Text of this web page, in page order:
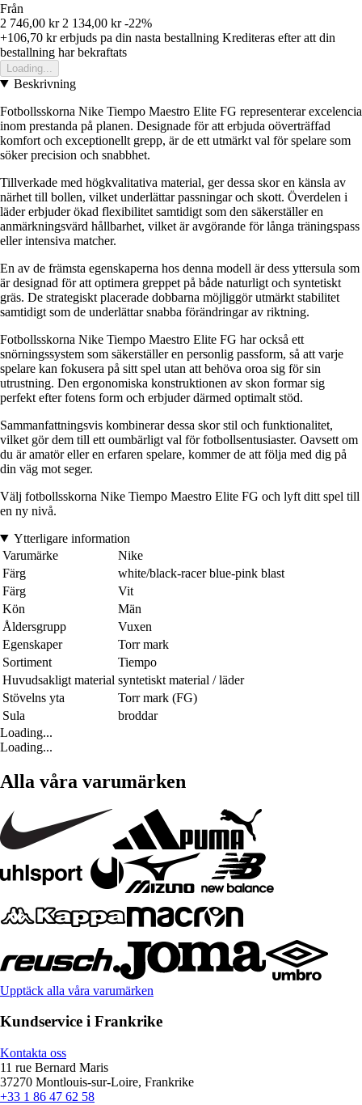
Från
2 746,00 kr 2 134,00 kr -22%
+106,70 krerbjuds pa din nasta bestallning Krediteras efter att din
bestallning har bekraftats
Loading...
Beskrivning
Fotbollsskorna Nike Tiempo Maestro Elite FG representerar excelencia
inom prestanda på planen. Designade för att erbjuda oöverträffad
komfort och exceptionellt grepp, är de ett utmärkt val för spelare som
söker precision och snabbhet.
Tillverkade med högkvalitativa material, ger dessa skor en känsla av
närhet till bollen, vilket underlättar passningar och skott. Överdelen i
läder erbjuder ökad flexibilitet samtidigt som den säkerställer en
anmärkningsvärd hållbarhet, vilket är avgörande för långa träningspass
eller intensiva matcher.
En av de främsta egenskaperna hos denna modell är dess yttersula som
är designad för att optimera greppet på både naturligt och syntetiskt
gräs. De strategiskt placerade dobbarna möjliggör utmärkt stabilitet
samtidigt som de underlättar snabba förändringar av riktning.
Fotbollsskorna Nike Tiempo Maestro Elite FG har också ett
snörningssystem som säkerställer en personlig passform, så att varje
spelare kan fokusera på sitt spel utan att behöva oroa sig för sin
utrustning. Den ergonomiska konstruktionen av skon formar sig
perfekt efter fotens form och erbjuder därmed optimalt stöd.
Sammanfattningsvis kombinerar dessa skor stil och funktionalitet,
vilket gör dem till ett oumbärligt val för fotbollsentusiaster. Oavsett om
du är amatör eller en erfaren spelare, kommer de att följa med dig på
din väg mot seger.
Välj fotbollsskorna Nike Tiempo Maestro Elite FG och lyft ditt spel till
en ny nivå.
Ytterligare information
Varumärke
Nike
Färg
white/black-racer blue-pink blast
Färg
Vit
Kön
Män
Åldersgrupp
Vuxen
Egenskaper
Torr mark
Sortiment
Tiempo
Huvudsakligt material syntetiskt material / läder
Stövelns yta
Torr mark (FG)
Sula
broddar
Loading...
Loading...
Alla våra varumärken
Upptäck alla våra varumärken
Kundservice i Frankrike
Kontakta oss
11 rue Bernard Maris
37270 Montlouis-sur-Loire, Frankrike
+33 1 86 47 62 58